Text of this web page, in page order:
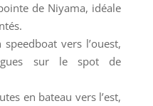
de Niyama, idéale
vers l’ouest,
sur le spot de
en bateau vers l’est,